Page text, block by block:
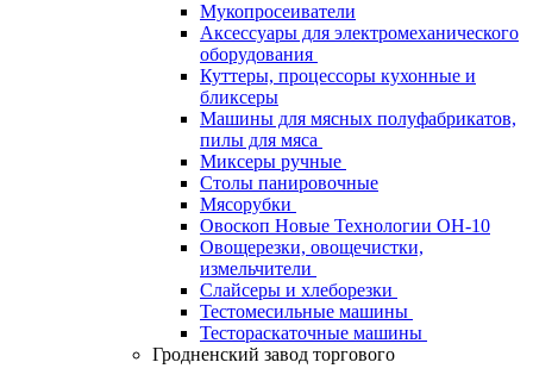
Мукопросеиватели
Аксессуары для электромеханического
оборудования
Куттеры, процессоры кухонные и
бликсеры
Машины для мясных полуфабрикатов,
пилы для мяса
Миксеры ручные
Столы панировочные
Мясорубки
Овоскоп Новые Технологии ОН-10
Овощерезки, овощечистки,
измельчители
Слайсеры и хлеборезки
Тестомесильные машины
Тестораскаточные машины
Гродненский завод торгового